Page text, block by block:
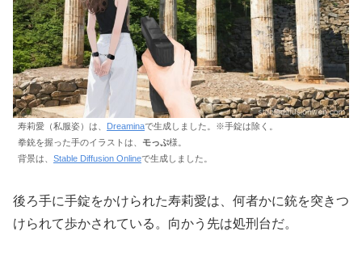
寿莉愛（私服姿）は、 Dreaminaで生成しました。※手錠は除く。
拳銃を握った手のイラストは、 モっぷ様。
背景は、 Stable Diffusion Onlineで生成しました。
後ろ手に手錠をかけられた寿莉愛は、何者かに銃を突きつ
けられて歩かされている。向かう先は処刑台だ。